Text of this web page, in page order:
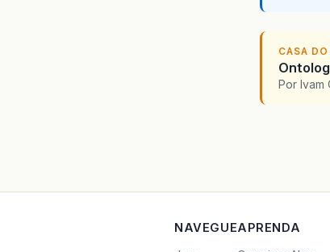
CASA
Por Ivam
NAVEGUEAPRENDA